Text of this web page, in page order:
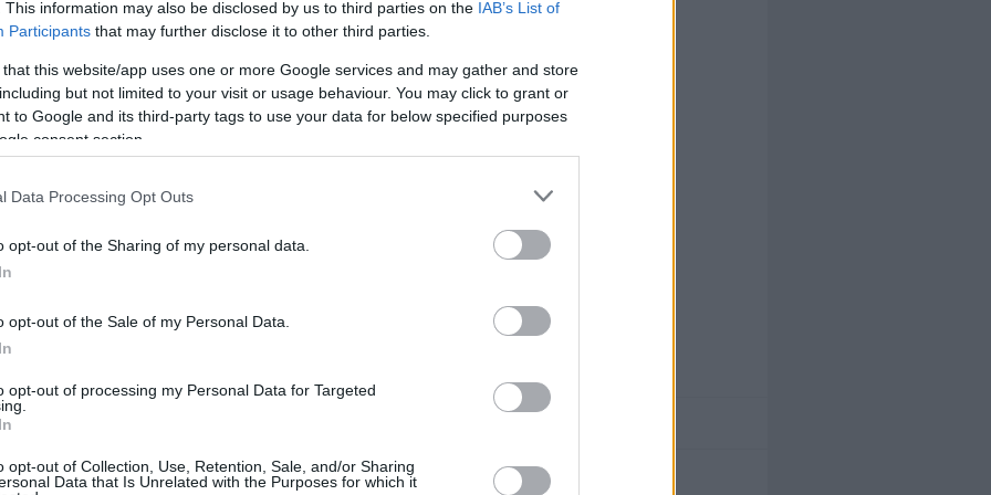
This information may also be disclosed by us to third parties on the IAB’s List of
Participants that may further disclose it to other third parties.
that this website/app uses one or more Google services and may gather and store
but not limited to your visit or usage behaviour. You may click to grant or
to Google and its third-party tags to use your data for below specified purposes
consent section.
Data Processing Opt Outs
opt-out of the Sharing of my personal data.
opt-out of the Sale of my Personal Data.
opt-out of processing my Personal Data for Targeted
opt-out of Collection, Use, Retention, Sale, and/or Sharing
Data that Is Unrelated with the Purposes for which it
Οι Μονάδες αποτελούνται από
η εγκατάσταση, ο έλεγχος όλων των μερών, η
και η περιοδική αντικατάσταση των
(π.χ. φίλτρα). Οι μονάδες καλύπτουν ειδικές
στεγανότητα και μετάδοση θερμότητας. Πιο
Κεντρικής Κλιματιστικής Μονάδας είναι :
υψηλής απόδοσης και χαμηλής στάθμης
ποιότητας του αέρα
τον προκλιματισμό του αέρα με ανάκτηση
Κεντρική Θέρμανση
Κεντρικός Κλιματισμός
Κλειδαριές
Μετακομίσεις & Μεταφορές
Ρολά
Υπηρεσίες Καθαρισμού
Τουρισμός